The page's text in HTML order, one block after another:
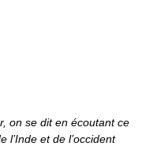
on se dit en écoutant ce
l’Inde et de l’occident